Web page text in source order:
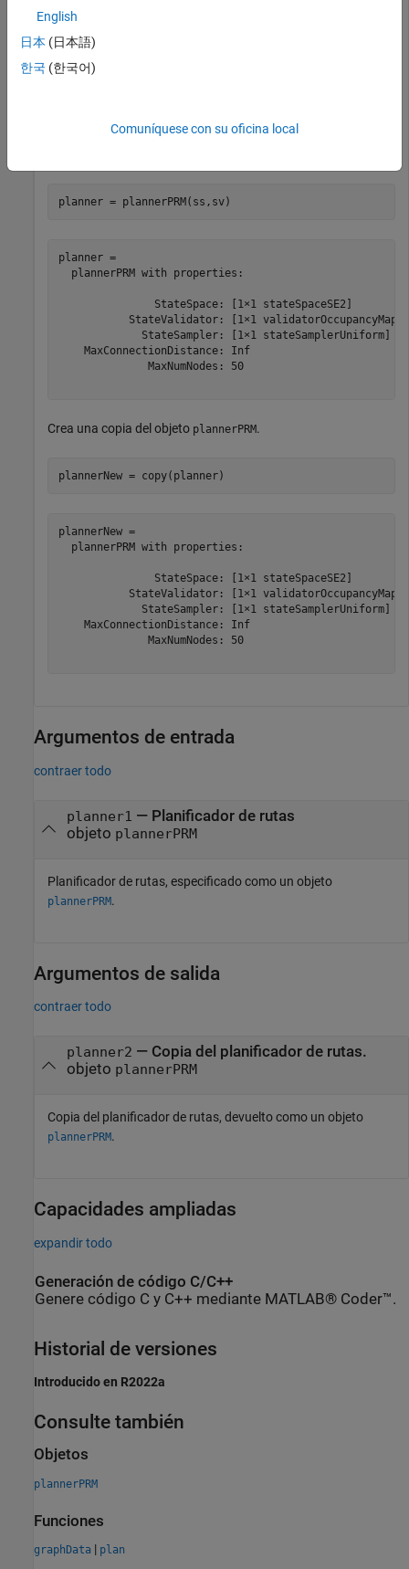
Cree un validador de estado con
mapa y establezca la distancia de validación.
planner = plannerPRM(ss,sv)
planner =
  plannerPRM with properties:
               StateSpace: [1×1 stateSpaceSE2]
           StateValidator: [1×1 validatorOccupancyMap]
             StateSampler: [1×1 stateSamplerUniform]
    MaxConnectionDistance: Inf
              MaxNumNodes: 50
Crea una copia del objeto plannerPRM.
plannerNew = copy(planner)
plannerNew =
  plannerPRM with properties:
               StateSpace: [1×1 stateSpaceSE2]
           StateValidator: [1×1 validatorOccupancyMap]
             StateSampler: [1×1 stateSamplerUniform]
    MaxConnectionDistance: Inf
              MaxNumNodes: 50
Argumentos de entrada
contraer todo
planner1 — Planificador de rutas
objeto plannerPRM
Planificador de rutas, especificado como un objeto
plannerPRM.
Argumentos de salida
contraer todo
planner2 — Copia del planificador de rutas.
objeto plannerPRM
Copia del planificador de rutas, devuelto como un objeto
plannerPRM.
Capacidades ampliadas
expandir todo
Generación de código C/C++
Genere código C y C++ mediante MATLAB® Coder™.
Historial de versiones
Introducido en R2022a
Consulte también
Objetos
plannerPRM
Funciones
graphData | plan
English
日本 (日本語)
한국 (한국어)
Comuníquese con su oficina local